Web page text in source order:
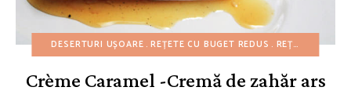
DESERTURI UȘOARE REȚETE CU BUGET REDUS REȚETE CU CREME CUSTARD SI BUDINCI
Crème Caramel -Cremă de zahăr ars